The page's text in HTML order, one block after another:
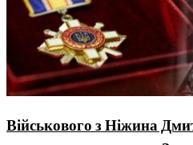
Військового з Ніжина